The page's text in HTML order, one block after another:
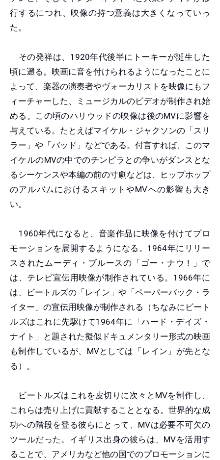
行するにつれ、映像の持つ意義は大きくなっていっ
た。
その発祥は、1920年代後半にトーキーが誕生した
頃に遡る。映画に音を付けられるようになったことに
よって、楽器の演奏者やヴォーカリストを映像にもフ
ィーチャーした、ミュージカルのビデオが制作され始
める。この頃のハリウッドの映像は後のMVに影響を
与えている。たとえばマイケル・ジャクソンの「スリ
ラー」や「バッド」などである。付言すれば、このマ
イケルのMVの中でのチンピラとの争いがダンスとな
るシーケンスや本編の前の寸劇などは、ヒップホップ
のアルバムにおけるスキットやMVへの影響も大き
い。
1960年代になると、音楽作品に映像を付けてプロ
モーションを展開するようになる。1964年にリリー
スされたムーディ・ブルースの「ゴー・ナウ！」で
は、テレビ宣伝用映像が制作されている。1966年に
は、ビートルズの「レイン」や「ペーパーバック・ラ
イター」の宣伝用映像が制作される（ちなみにビート
ルズはこれに先駆けて1964年に「ハード・デイズ・
ナイト」と題された擬似ドキュメンタリー形式の映画
も制作しているが、MVとしては「レイン」が先とな
る）。
ビートルズはこれを皮切りに次々とMVを制作し、
これらは売り上げに貢献することとなる。世界的な成
功への階段を登る彼らにとって、MVは必要不可欠の
ツールだった。イギリス出身の彼らは、MVを活用す
ることで、アメリカなど他の国でのプロモーションに